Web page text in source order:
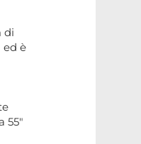
di
ed è
55"